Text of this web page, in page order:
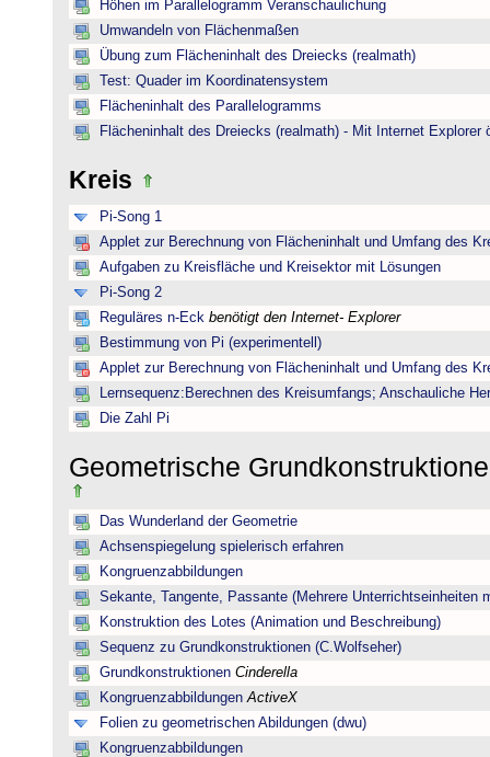
Höhen im Parallelogramm Veranschaulichung
Umwandeln von Flächenmaßen
Übung zum Flächeninhalt des Dreiecks (realmath)
Test: Quader im Koordinatensystem
Flächeninhalt des Parallelogramms
Flächeninhalt des Dreiecks (realmath) - Mit Internet Explorer
Kreis
Pi-Song 1
Applet zur Berechnung von Flächeninhalt und Umfang des
Aufgaben zu Kreisfläche und Kreisektor mit Lösungen
Pi-Song 2
Reguläres n-Eck benötigt den Internet- Explorer
Bestimmung von Pi (experimentell)
Applet zur Berechnung von Flächeninhalt und Umfang des
Lernsequenz:Berechnen des Kreisumfangs; Anschauliche
Die Zahl Pi
Geometrische
Das Wunderland der Geometrie
Achsenspiegelung spielerisch erfahren
Kongruenzabbildungen
Sekante, Tangente, Passante (Mehrere Unterrichtseinheiten
Konstruktion des Lotes (Animation und Beschreibung)
Sequenz zu Grundkonstruktionen (C.Wolfseher)
Grundkonstruktionen Cinderella
Kongruenzabbildungen ActiveX
Folien zu geometrischen Abildungen (dwu)
Kongruenzabbildungen